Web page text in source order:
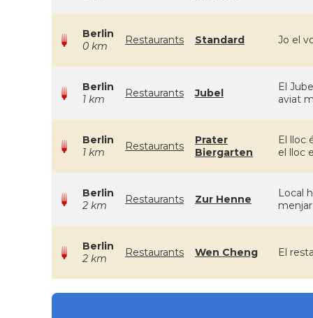
Berlin
0 km
Restaurants Standard Jo el
Berlin
1 km
Restaurants Jubel
El
aviat
Berlin
1 km
Restaurants
Prater
Biergarten
El lloc
el lloc
Berlin
2 km
Restaurants Zur Henne
Local
Berlin
2 km
Restaurants Wen Cheng El